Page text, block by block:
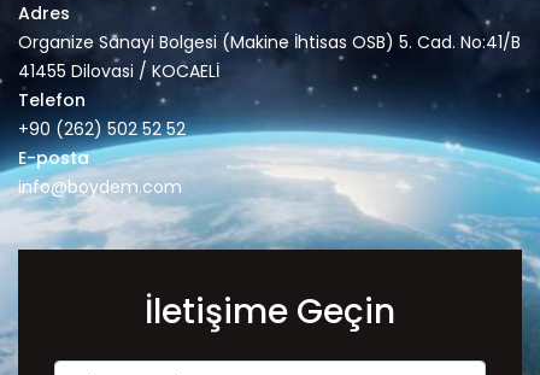
Adres
Organize Sanayi Bolgesi (Makine İhtisas OSB) 5. Cad. No:41/B
41455 Dilovasi / KOCAELİ
Telefon
+90 (262) 502 52 52
E-posta
info@boydem.com
İletişime Geçin